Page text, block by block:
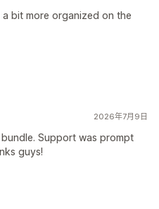
bit more organized on the
2026年7月9日
Support was prompt
guys!